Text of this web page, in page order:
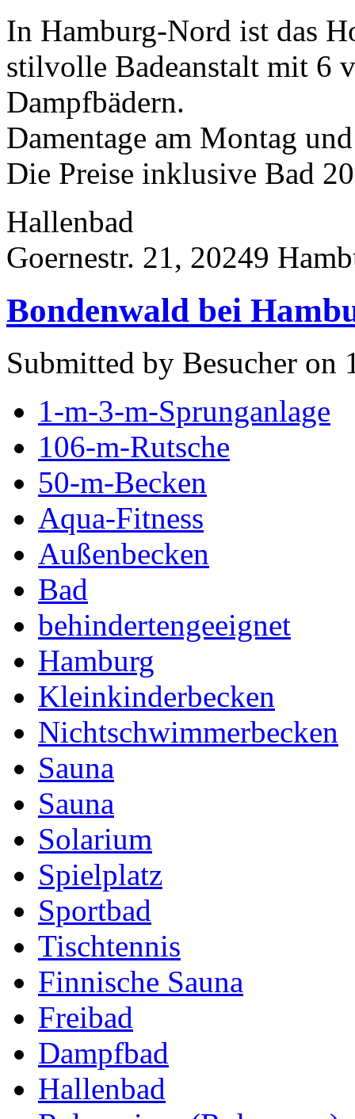
In Hamburg-Nord ist das
stilvolle Badeanstalt mit 6
Dampfbädern.
Damentage am Montag
Die Preise inklusive Bad
Hallenbad
Goernestr. 21, 20249
Bondenwald bei
Submitted by Besucher on
1-m-3-m-Sprunganlage
106-m-Rutsche
50-m-Becken
Aqua-Fitness
Außenbecken
Bad
behindertengeeignet
Hamburg
Kleinkinderbecken
Nichtschwimmerbecken
Sauna
Sauna
Solarium
Spielplatz
Sportbad
Tischtennis
Finnische Sauna
Freibad
Dampfbad
Hallenbad